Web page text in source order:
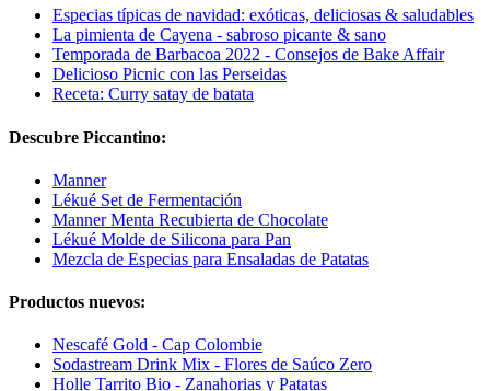
Especias típicas de navidad: exóticas, deliciosas & saludables
La pimienta de Cayena - sabroso picante & sano
Temporada de Barbacoa 2022 - Consejos de Bake Affair
Delicioso Picnic con las Perseidas
Receta: Curry satay de batata
Descubre Piccantino:
Manner
Lékué Set de Fermentación
Manner Menta Recubierta de Chocolate
Lékué Molde de Silicona para Pan
Mezcla de Especias para Ensaladas de Patatas
Productos nuevos:
Nescafé Gold - Cap Colombie
Sodastream Drink Mix - Flores de Saúco Zero
Holle Tarrito Bio - Zanahorias y Patatas